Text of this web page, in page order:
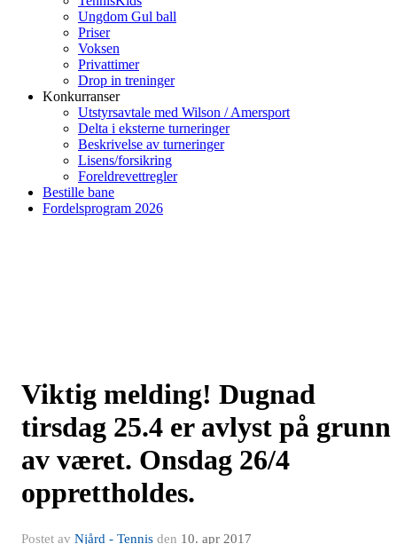
Ungdom Gul ball
Priser
Voksen
Privattimer
Drop in treninger
Konkurranser
Utstyrsavtale med Wilson / Amersport
Delta i eksterne turneringer
Beskrivelse av turneringer
Lisens/forsikring
Foreldrevettregler
Bestille bane
Fordelsprogram 2026
Viktig melding! Dugnad
tirsdag 25.4 er avlyst på grunn
av været. Onsdag 26/4
opprettholdes.
Postet av Njård - Tennis den 10. apr 2017